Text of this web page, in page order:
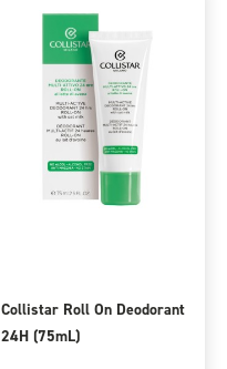
Collistar Roll On Deodorant
24H (75mL)